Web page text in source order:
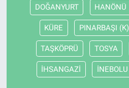
DOĞANYURT HANÖNÜ
KÜRE PINARBAŞI (K)
TAŞKÖPRÜ TOSYA
İHSANGAZİ İNEBOLU